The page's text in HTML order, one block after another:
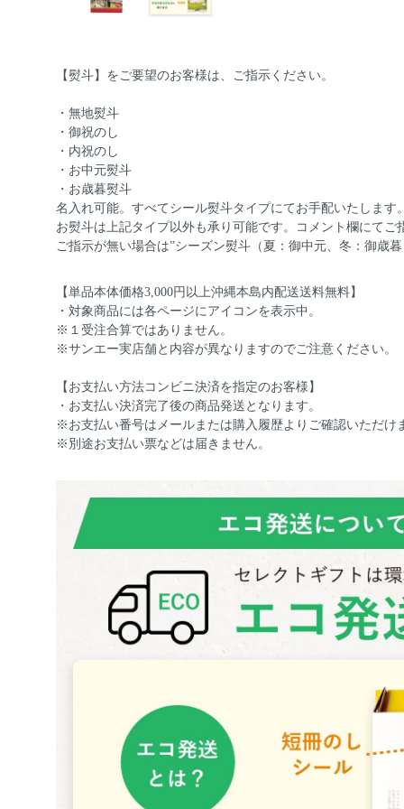
【熨斗】をご要望のお客様は、ご指示ください。
・無地熨斗
・御祝のし
・内祝のし
・お中元熨斗
・お歳暮熨斗
名入れ可能。すべてシール熨斗タイプにてお手配いたします
お熨斗は上記タイプ以外も承り可能です。コメント欄にてご
ご指示が無い場合は”シーズン熨斗（夏：御中元、冬：御歳
【単品本体価格3,000円以上沖縄本島内配送送料無料】
・対象商品には各ページにアイコンを表示中。
※１受注合算ではありません。
※サンエー実店舗と内容が異なりますのでご注意ください。
【お支払い方法コンビニ決済を指定のお客様】
・お支払い決済完了後の商品発送となります。
※お支払い番号はメールまたは購入履歴よりご確認いただけ
※別途お支払い票などは届きません。